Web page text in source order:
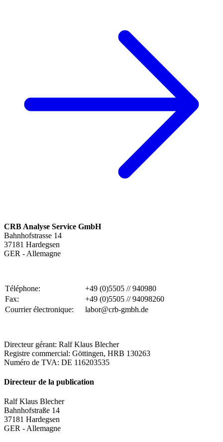
CRB Analyse Service GmbH
Bahnhofstrasse 14
37181 Hardegsen
GER - Allemagne
Téléphone:
+49 (0)5505 // 940980
Fax:
+49 (0)5505 // 94098260
Courrier électronique:
labor@crb-gmbh.de
Directeur gérant: Ralf Klaus Blecher
Registre commercial: Göttingen, HRB 130263
Numéro de TVA: DE 116203535
Directeur de la publication
Ralf Klaus Blecher
Bahnhofstraße 14
37181 Hardegsen
GER - Allemagne